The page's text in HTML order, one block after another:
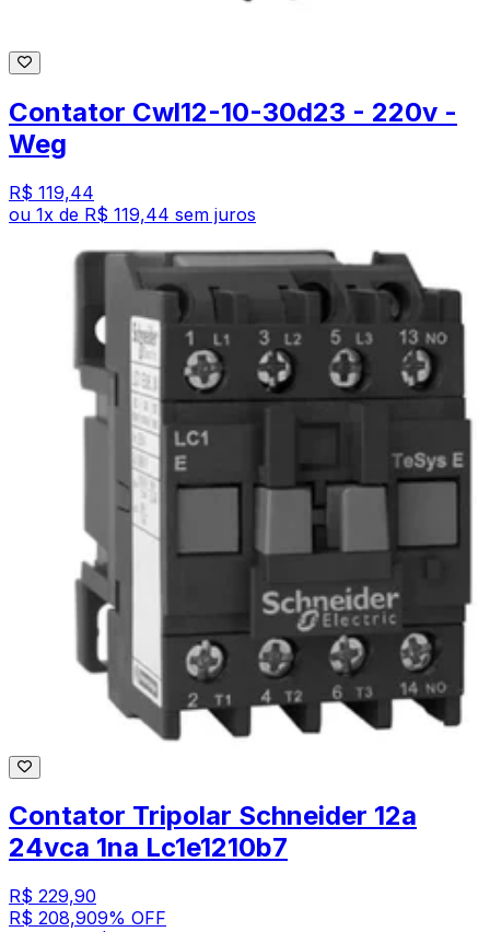
Contator Cwl12-10-30d23 - 220v -
Weg
R$ 119,44
ou 1x de R$ 119,44 sem juros
Contator Tripolar Schneider 12a
24vca 1na Lc1e1210b7
R$ 229,90
R$ 208,909% OFF